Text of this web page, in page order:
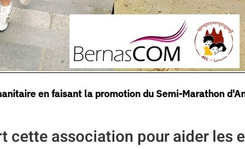
en faisant la promotion du Semi-Marathon
cette association pour aider les